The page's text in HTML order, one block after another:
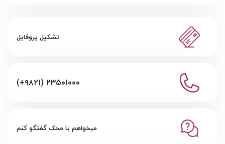
تشکیل پروفایل
(+۹۸۲۱) ۲۳۵۰۱۰۰۰
میخواهم با محک گفتگو کنم